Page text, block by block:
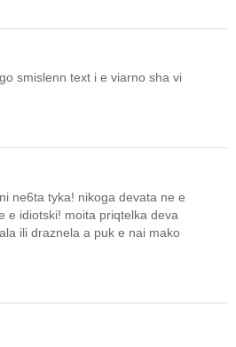
smislenn text i e viarno sha vi
ne6ta tyka! nikoga devata ne e
e idiotski! moita priqtelka deva
ili draznela a puk e nai mako